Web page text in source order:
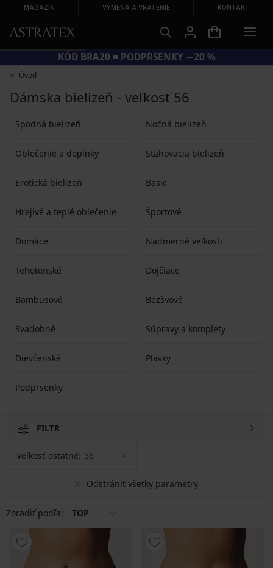
MAGAZÍN VÝMENA A VRÁTENIE KONTAKT
KÓD BRA20 = PODPRSENKY −20 %
Úvod
Dámska bielizeň - veľkosť 56
Spodná bielizeň Nočná bielizeň
Oblečenie a doplnky Sťahovacia bielizeň
Erotická bielizeň Basic
Hrejivé a teplé oblečenie Športové
Domáce Nadmerné veľkosti
Tehotenské Dojčiace
Bambusové Bezšvové
Svadobné Súpravy a komplety
Dievčenské Plavky
Podprsenky
FILTR
Odstrániť všetky parametry
veľkosť-ostatné: 56
Zoradiť podľa: TOP